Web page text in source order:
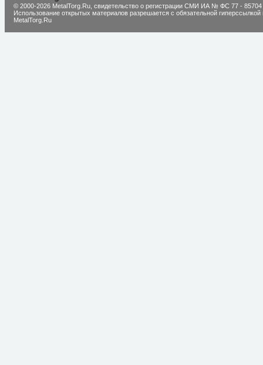
© 2000-2026 MetalTorg.Ru, cвидетельство о регистрации СМИ ИА № ФС 77 - 85704
Использование открытых материалов разрешается с обязательной гиперссылкой
MetalTorg.Ru